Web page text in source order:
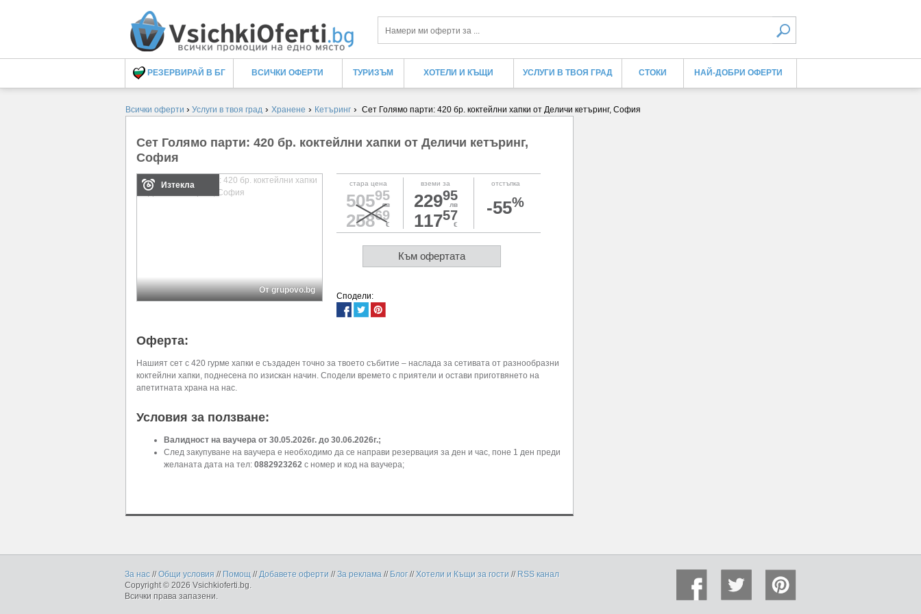
Търси
РЕЗЕРВИРАЙ В БГ ВСИЧКИ ОФЕРТИ ТУРИЗЪМ ХОТЕЛИ И КЪЩИ УСЛУГИ В ТВОЯ ГРАД СТОКИ НАЙ-ДОБРИ ОФЕРТИ
Всички оферти › Услуги в твоя град › Хранене › Кетъринг › Сет Голямо парти: 420 бр. коктейлни хапки от Деличи кетъринг, София
Сет Голямо парти: 420 бр. коктейлни хапки от Деличи кетъринг,
София
Изтекла
От grupovo.bg
стара цена
50595
лв
25869
€
вземи за
22995
лв
11757
€
отстъпка
-55%
Към офертата
Сподели:
Оферта:
Нашият сет с 420 гурме хапки е създаден точно за твоето събитие – наслада за сетивата от разнообразни
коктейлни хапки, поднесена по изискан начин. Сподели времето с приятели и остави приготвянето на
апетитната храна на нас.
Условия за ползване:
Валидност на ваучера от 30.05.2026г. до 30.06.2026г.;
След закупуване на ваучера е необходимо да се направи резервация за ден и час, поне 1 ден преди
желаната дата на тел: 0882923262 с номер и код на ваучера;
За нас //Общи условия // Помощ //Добавете оферти //За реклама // Блог //Хотели и Къщи за гости // RSS канал
Copyright © 2026 Vsichkioferti.bg.
Всички права запазени.